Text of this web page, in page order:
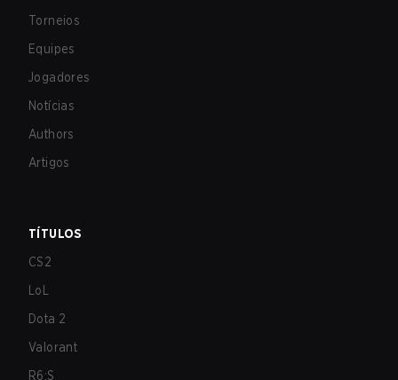
Torneios
Equipes
Jogadores
Notícias
Authors
Artigos
TÍTULOS
CS2
LoL
Dota 2
Valorant
R6:S